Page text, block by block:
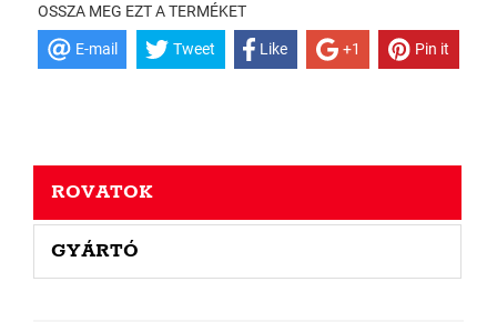
OSSZA MEG EZT A TERMÉKET
E-mail Tweet Like +1 Pin it
ROVATOK
GYÁRTÓ